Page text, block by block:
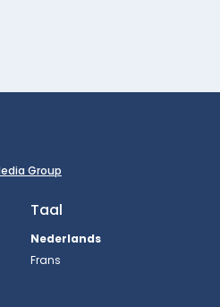
Group
Taal
Nederlands
Frans